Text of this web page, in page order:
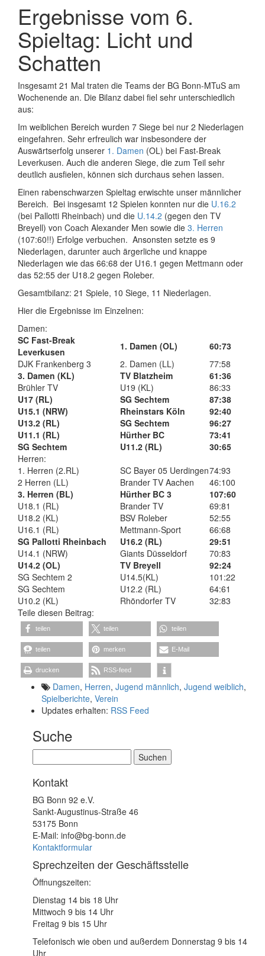
Ergebnisse vom 6.
Spieltag: Licht und
Schatten
Insgesamt 21 Mal traten die Teams der BG Bonn-MTuS am
Wochenende an. Die Bilanz dabei fiel sehr unterschiedlich
aus:
Im weiblichen Bereich wurden 7 Siege bei nur 2 Niederlagen
eingefahren. Sehr erfreulich war insbesondere der
Auswärtserfolg unserer 1. Damen (OL) bei Fast-Break
Leverkusen. Auch die anderen Siege, die zum Teil sehr
deutlich ausfielen, können sich durchaus sehen lassen.
Einen rabenschwarzen Spieltag erwischte unser männlicher
Bereich. Bei insgesamt 12 Spielen konnten nur die U.16.2
(bei Pallotti Rheinbach) und die U.14.2 (gegen den TV
Breyell) von Coach Alexander Men sowie die 3. Herren
(107:60!!) Erfolge verbuchen. Ansonsten setzte es 9
Niederlagen, darunter auch ärgerliche und knappe
Niederlagen wie das 66:68 der U16.1 gegen Mettmann oder
das 52:55 der U18.2 gegen Roleber.
Gesamtbilanz: 21 Spiele, 10 Siege, 11 Niederlagen.
Hier die Ergebnisse im Einzelnen:
Damen:
SC Fast-Break
Leverkusen
1. Damen (OL)
60:73
DJK Frankenberg 3
2. Damen (LL)
77:58
3. Damen (KL)
TV Blatzheim
61:36
Brühler TV
U19 (KL)
86:33
U17 (RL)
SG Sechtem
87:38
U15.1 (NRW)
Rheinstars Köln
92:40
U13.2 (RL)
SG Sechtem
96:27
U11.1 (RL)
Hürther BC
73:41
SG Sechtem
U11.2 (RL)
30:65
Herren:
1. Herren (2.RL)
SC Bayer 05 Uerdingen74:93
2 Herren (LL)
Brander TV Aachen
46:100
3. Herren (BL)
Hürther BC 3
107:60
U18.1 (RL)
Brander TV
69:81
U18.2 (KL)
BSV Roleber
52:55
U16.1 (RL)
Mettmann-Sport
66:68
SG Pallotti Rheinbach
U16.2 (RL)
29:51
U14.1 (NRW)
Giants Düsseldorf
70:83
U14.2 (OL)
TV Breyell
92:24
SG Sechtem 2
U14.5(KL)
101:22
SG Sechtem
U12.2 (RL)
64:61
U10.2 (KL)
Rhöndorfer TV
32:83
Teile diesen Beitrag:
teilen teilen teilen
teilen merken E-Mail
drucken RSS-feed
Damen, Herren, Jugend männlich, Jugend weiblich,
Spielberichte, Verein
Updates erhalten: RSS Feed
Suche
nach:
Kontakt
BG Bonn 92 e.V.
Sankt-Augustinus-Straße 46
53175 Bonn
E-Mail: info@bg-bonn.de
Kontaktformular
Sprechzeiten der Geschäftsstelle
Öffnungszeiten:
Dienstag 14 bis 18 Uhr
Mittwoch 9 bis 14 Uhr
Freitag 9 bis 15 Uhr
Telefonisch wie oben und außerdem Donnerstag 9 bis 14
Uhr